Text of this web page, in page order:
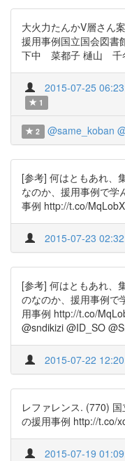
大火力たんかV層さん
援用事例国立国会図
下中 菜都子 樋山 千
2015-07-25
1
2 @same_koban
[参考] 何はともあれ、
なのか、援用事例で学
事例 http://t.co/
2015-07-23
[参考] 何はともあれ、
のなのか、援用事例で
用事例 http://t.co/
@sndikizi @ID_SO
2015-07-22
レファレンス. (770)
の援用事例 http://t.co/
2015-07-19